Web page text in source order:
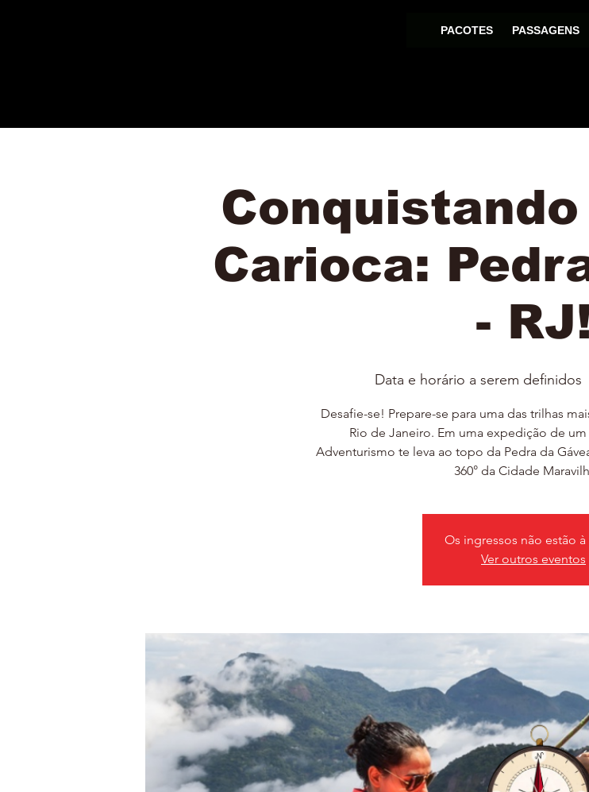
PACOTES PASSAGENS
Carioca:
- RJ!
Data e horário a serem definidos
Desafie-se! Prepare-se para uma das trilhas
Rio de Janeiro. Em uma expedição de
Adventurismo te leva ao topo da Pedra da
360° da Cidade
Os ingressos não estão à
Ver outros eventos